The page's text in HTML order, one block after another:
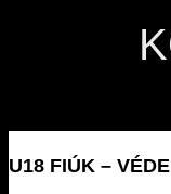
U18 FIÚK –